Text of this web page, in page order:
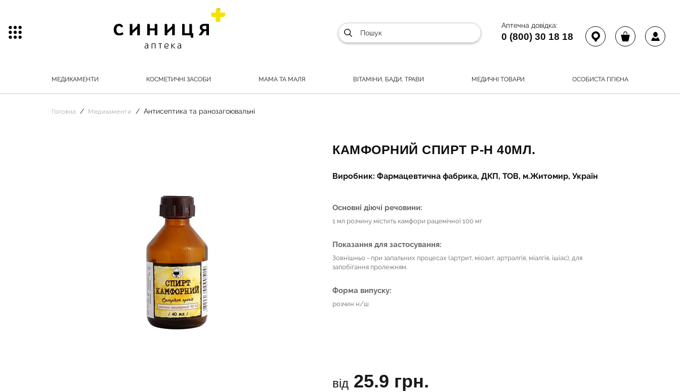
Аптечна довідка:
0 (800) 30 18 18
МЕДИКАМЕНТИ КОСМЕТИЧНІ ЗАСОБИ МАМА ТА МАЛЯ ВІТАМІНИ, БАДИ, ТРАВИ МЕДИЧНІ ТОВАРИ ОСОБИСТА ГІГІЄНА
Головна Медикаменти Антисептика та ранозагоювальні
КАМФОРНИЙ СПИРТ Р-Н 40МЛ.
Виробник: Фармацевтична фабрика, ДКП, ТОВ, м.Житомир, Україн
Основні діючі речовини:
1 мл розчину містить камфори рацемічної 100 мг
Показання для застосування:
Зовнішньо - при запальних процесах (артрит, міозит, артралгія, міалгія, ішіас), для
запобігання пролежням.
Форма випуску:
розчин н/ш
від 25.9 грн.